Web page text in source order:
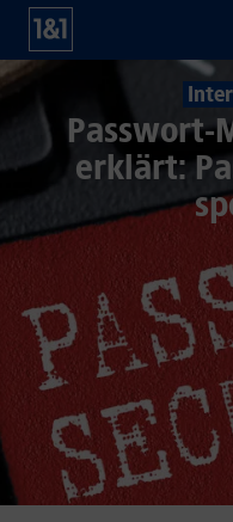
Passwort-
erklärt: